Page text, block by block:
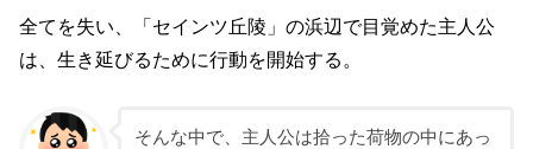
全てを失い、「セインツ丘陵」の浜辺で目覚めた主人公
は、生き延びるために行動を開始する。
そんな中で、主人公は拾った荷物の中にあっ